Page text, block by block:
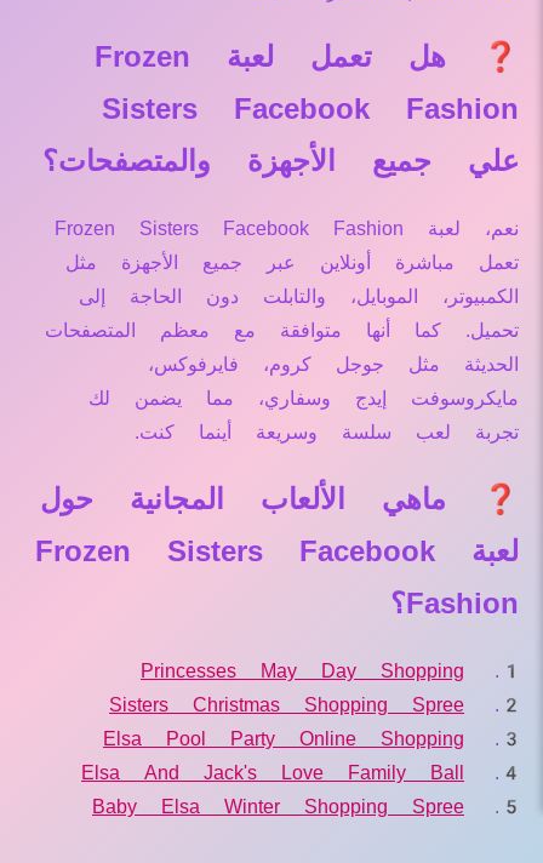
❓ هل تعمل لعبة Frozen
Sisters Facebook Fashion
علي جميع الأجهزة والمتصفحات؟
نعم، لعبة Frozen Sisters Facebook Fashion
تعمل مباشرة أونلاين عبر جميع الأجهزة مثل
الكمبيوتر، الموبايل، والتابلت دون الحاجة إلى
تحميل. كما أنها متوافقة مع معظم المتصفحات
الحديثة مثل جوجل كروم، فايرفوكس،
مايكروسوفت إيدج وسفاري، مما يضمن لك
تجربة لعب سلسة وسريعة أينما كنت.
❓ ماهي الألعاب المجانية حول
لعبة Frozen Sisters Facebook
Fashion؟
Princesses May Day Shopping
Sisters Christmas Shopping Spree
Elsa Pool Party Online Shopping
Elsa And Jack's Love Family Ball
Baby Elsa Winter Shopping Spree